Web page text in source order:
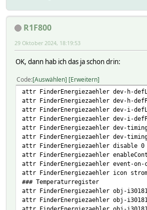
R1F800
29 Oktober 2024, 18:19:53
OK, dann hab ich das ja schon drin:
Code Auswählen Erweitern
attr FinderEnergiezaehler dev-h-
attr FinderEnergiezaehler dev-h-
attr FinderEnergiezaehler dev-i-
attr FinderEnergiezaehler dev-i-
attr FinderEnergiezaehler dev-
attr FinderEnergiezaehler dev-
attr FinderEnergiezaehler disable 0
attr FinderEnergiezaehler
attr FinderEnergiezaehler event-on-
attr FinderEnergiezaehler icon
### Temperaturregister
attr FinderEnergiezaehler obj-
attr FinderEnergiezaehler obj-